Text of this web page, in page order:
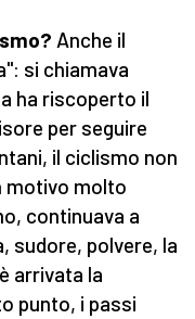
Anche il
si chiamava
ha riscoperto il
per seguire
il ciclismo non
motivo molto
continuava a
sudore, polvere, la
arrivata la
punto, i passi